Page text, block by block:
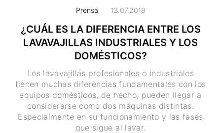
Prensa 13.07.2018
¿CUÁL ES LA DIFERENCIA ENTRE LOS
LAVAVAJILLAS INDUSTRIALES Y LOS
DOMÉSTICOS?
Los lavavajillas profesionales o industriales
tienen muchas diferencias fundamentales con los
equipos domésticos, de hecho, pueden llegar a
considerarse como dos máquinas distintas.
Especialmente en su funcionamiento y las fases
que sigue al lavar.